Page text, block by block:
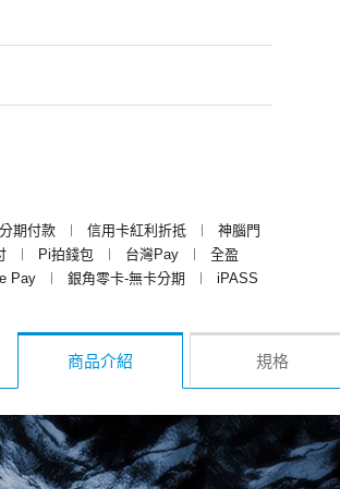
期付款 ︱ 信用卡紅利折抵 ︱
神腦門
︱ Pi拍錢包 ︱ 台灣Pay ︱
全盈
Pay ︱ 銀角零卡-無卡分期 ︱
iPASS
商品介紹 規格